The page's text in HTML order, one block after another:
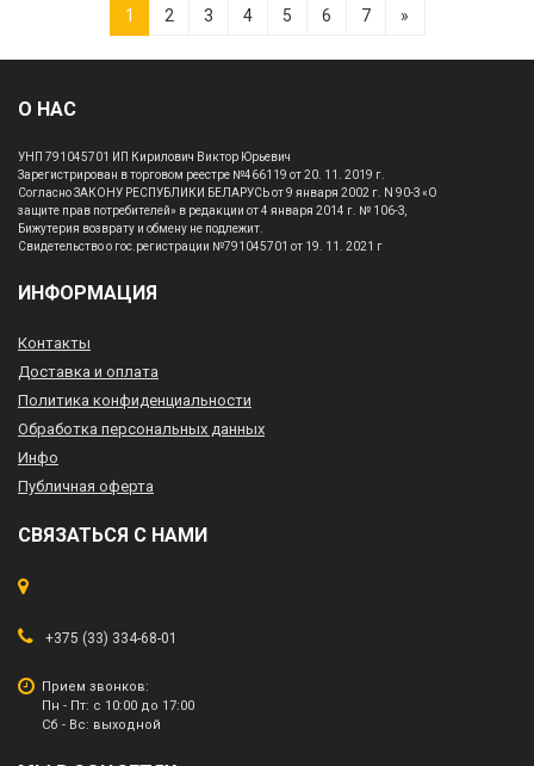
1 2 3 4 5 6 7 »
О НАС
УНП 791045701 ИП Кирилович Виктор Юрьевич
Зарегистрирован в торговом реестре №466119 от 20. 11. 2019 г.
Согласно ЗАКОНУ РЕСПУБЛИКИ БЕЛАРУСЬ от 9 января 2002 г. N 90-З «О
защите прав потребителей» в редакции от 4 января 2014 г. № 106-З,
Бижутерия возврату и обмену не подлежит.
Свидетельство о гос.регистрации №791045701 от 19. 11. 2021 г
ИНФОРМАЦИЯ
Контакты
Доставка и оплата
Политика конфиденциальности
Обработка персональных данных
Инфо
Публичная оферта
СВЯЗАТЬСЯ С НАМИ
+375 (33) 334-68-01
Прием звонков:
Пн - Пт: с 10:00 до 17:00
Сб - Вс: выходной